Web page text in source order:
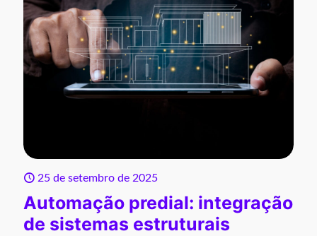
25 de setembro de 2025
Automação predial: integração
de sistemas estruturais